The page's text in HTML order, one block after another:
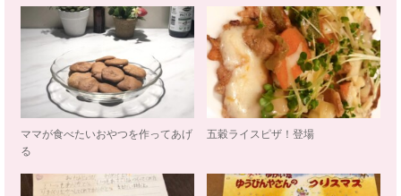
ママが食べたいおやつを作ってあげ
る
五穀ライスピザ！登場